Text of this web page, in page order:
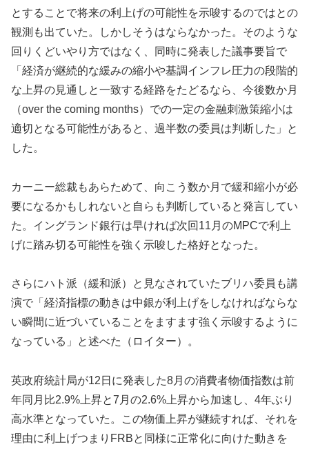
とすることで将来の利上げの可能性を示唆するのではとの
観測も出ていた。しかしそうはならなかった。そのような
回りくどいやり方ではなく、同時に発表した議事要旨で
「経済が継続的な緩みの縮小や基調インフレ圧力の段階的
な上昇の見通しと一致する経路をたどるなら、今後数か月
（over the coming months）での一定の金融刺激策縮小は
適切となる可能性があると、過半数の委員は判断した」と
した。
カーニー総裁もあらためて、向こう数か月で緩和縮小が必
要になるかもしれないと自らも判断していると発言してい
た。イングランド銀行は早ければ次回11月のMPCで利上
げに踏み切る可能性を強く示唆した格好となった。
さらにハト派（緩和派）と見なされていたブリハ委員も講
演で「経済指標の動きは中銀が利上げをしなければならな
い瞬間に近づいていることをますます強く示唆するように
なっている」と述べた（ロイター）。
英政府統計局が12日に発表した8月の消費者物価指数は前
年同月比2.9%上昇と7月の2.6%上昇から加速し、4年ぶり
高水準となっていた。この物価上昇が継続すれば、それを
理由に利上げつまりFRBと同様に正常化に向けた動きを